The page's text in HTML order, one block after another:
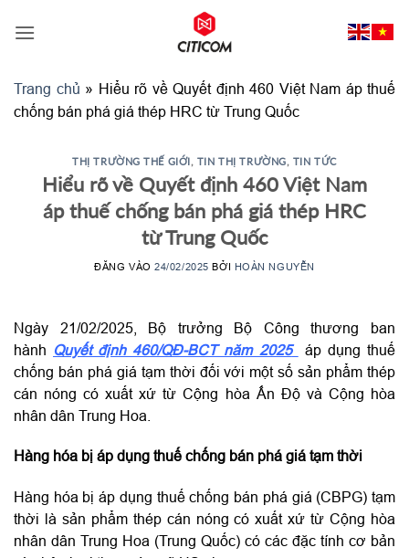
qua
Trang chủ » Hiểu rõ về Quyết định 460 Việt Nam áp thuế
chống bán phá giá thép HRC từ Trung Quốc
THỊ TRƯỜNG THẾ GIỚI, TIN THỊ TRƯỜNG, TIN TỨC
Hiểu rõ về Quyết định 460 Việt Nam
áp thuế chống bán phá giá thép HRC
từ Trung Quốc
ĐĂNG VÀO24/02/2025 BỞI HOÀN NGUYỄN
Ngày 21/02/2025, Bộ trưởng Bộ Công thương ban
hành Quyết định 460/QĐ-BCT năm 2025
áp dụng thuế
chống bán phá giá tạm thời đối với một số sản phẩm thép
cán nóng có xuất xứ từ Cộng hòa Ấn Độ và Cộng hòa
nhân dân Trung Hoa.
Hàng hóa bị áp dụng thuế chống bán phá giá tạm thời
Hàng hóa bị áp dụng thuế chống bán phá giá (CBPG) tạm
thời là sản phẩm thép cán nóng có xuất xứ từ Cộng hòa
nhân dân Trung Hoa (Trung Quốc) có các đặc tính cơ bản